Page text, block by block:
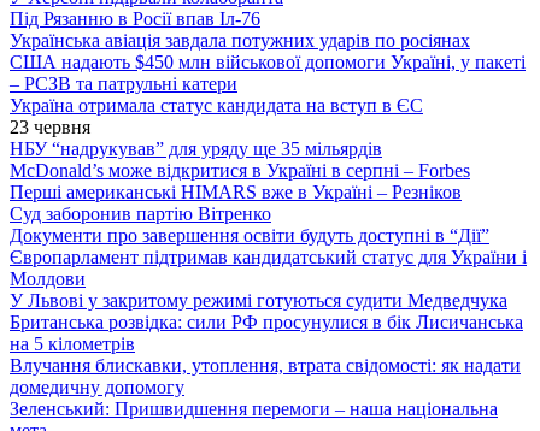
Під Рязанню в Росії впав Іл-76
Українська авіація завдала потужних ударів по росіянах
США надають $450 млн військової допомоги Україні, у пакеті
– РСЗВ та патрульні катери
Україна отримала статус кандидата на вступ в ЄС
23 червня
НБУ “надрукував” для уряду ще 35 мільярдів
McDonald’s може відкритися в Україні в серпні – Forbes
Перші американські HIMARS вже в Україні – Резніков
Суд заборонив партію Вітренко
Документи про завершення освіти будуть доступні в “Дії”
Європарламент підтримав кандидатський статус для України і
Молдови
У Львові у закритому режимі готуються судити Медведчука
Британська розвідка: сили РФ просунулися в бік Лисичанська
на 5 кілометрів
Влучання блискавки, утоплення, втрата свідомості: як надати
домедичну допомогу
Зеленський: Пришвидшення перемоги – наша національна